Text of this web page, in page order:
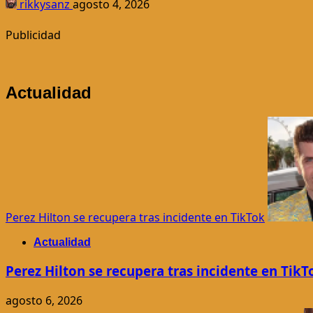
rikkysanz agosto 4, 2026
Publicidad
Actualidad
Perez Hilton se recupera tras incidente en TikTok
Actualidad
Perez Hilton se recupera tras incidente en
agosto 6, 2026